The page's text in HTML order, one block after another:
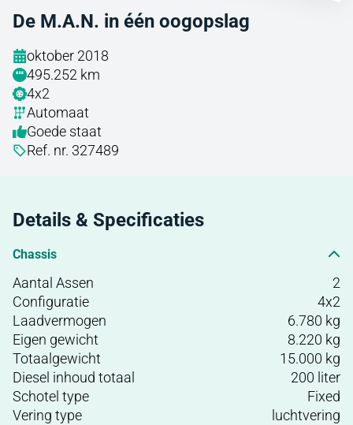
De M.A.N. in één oogopslag
oktober 2018
495.252 km
4x2
Automaat
Goede staat
Ref. nr. 327489
Details & Specificaties
Chassis
Aantal Assen
2
Configuratie
4x2
Laadvermogen
6.780 kg
Eigen gewicht
8.220 kg
Totaalgewicht
15.000 kg
Diesel inhoud totaal
200 liter
Schotel type
Fixed
Vering type
luchtvering